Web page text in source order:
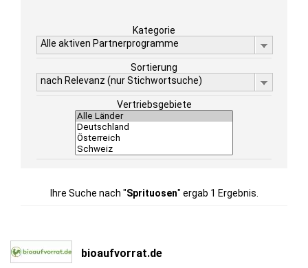
Kategorie
Alle aktiven Partnerprogramme
Sortierung
nach Relevanz (nur Stichwortsuche)
Vertriebsgebiete
Ihre Suche nach "Sprituosen" ergab 1 Ergebnis.
bioaufvorrat.de